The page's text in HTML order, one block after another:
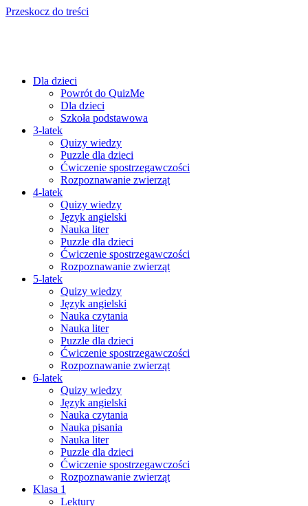
Przeskocz do treści
Dla dzieci
Powrót do QuizMe
Dla dzieci
Szkoła podstawowa
3-latek
Quizy wiedzy
Puzzle dla dzieci
Ćwiczenie spostrzegawczości
Rozpoznawanie zwierząt
4-latek
Quizy wiedzy
Język angielski
Nauka liter
Puzzle dla dzieci
Ćwiczenie spostrzegawczości
Rozpoznawanie zwierząt
5-latek
Quizy wiedzy
Język angielski
Nauka czytania
Nauka liter
Puzzle dla dzieci
Ćwiczenie spostrzegawczości
Rozpoznawanie zwierząt
6-latek
Quizy wiedzy
Język angielski
Nauka czytania
Nauka pisania
Nauka liter
Puzzle dla dzieci
Ćwiczenie spostrzegawczości
Rozpoznawanie zwierząt
Klasa 1
Lektury